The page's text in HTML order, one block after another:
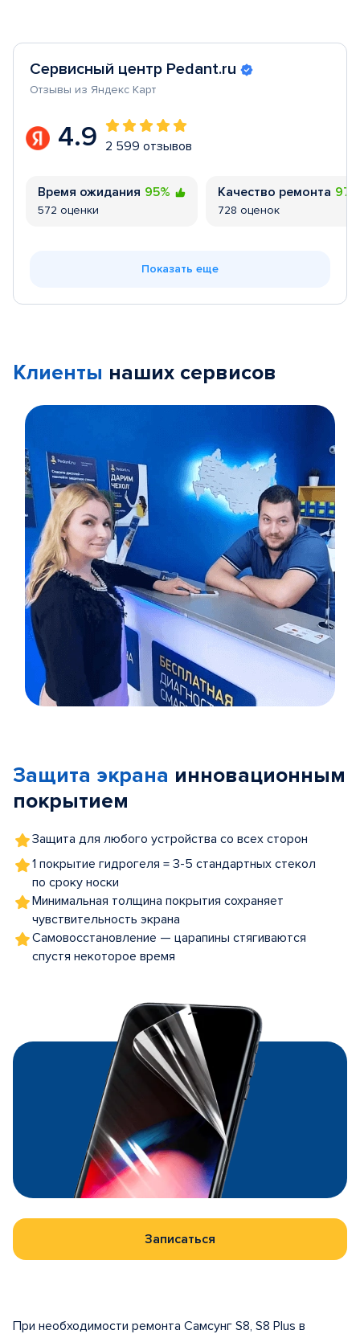
Сервисный центр Pedant.ru
Отзывы из Яндекс Карт
4.9 2 599 отзывов
Время ожидания 95%
572 оценки
Качество ремонта
728 оценок
Показать еще
Клиенты наших сервисов
5
Защита экрана инновационным
покрытием
Защита для любого устройства со всех сторон
1 покрытие гидрогеля = 3-5 стандартных стекол
по сроку носки
Минимальная толщина покрытия сохраняет
чувствительность экрана
Самовосстановление — царапины стягиваются
спустя некоторое время
Записаться
При необходимости ремонта Самсунг S8, S8 Plus в